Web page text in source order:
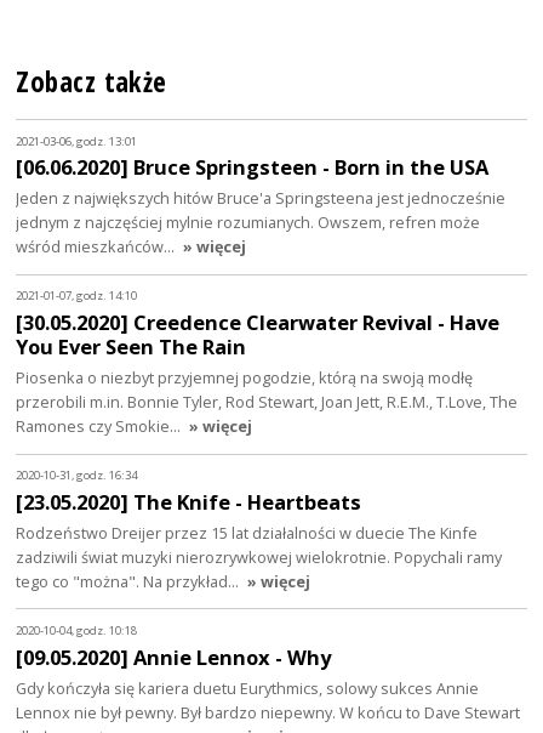
Zobacz także
2021-03-06, godz. 13:01
[06.06.2020] Bruce Springsteen - Born in the USA
Jeden z największych hitów Bruce'a Springsteena jest jednocześnie
jednym z najczęściej mylnie rozumianych. Owszem, refren może
wśród mieszkańców… » więcej
2021-01-07, godz. 14:10
[30.05.2020] Creedence Clearwater Revival - Have
You Ever Seen The Rain
Piosenka o niezbyt przyjemnej pogodzie, którą na swoją modłę
przerobili m.in. Bonnie Tyler, Rod Stewart, Joan Jett, R.E.M., T.Love, The
Ramones czy Smokie… » więcej
2020-10-31, godz. 16:34
[23.05.2020] The Knife - Heartbeats
Rodzeństwo Dreijer przez 15 lat działalności w duecie The Kinfe
zadziwili świat muzyki nierozrywkowej wielokrotnie. Popychali ramy
tego co "można". Na przykład… » więcej
2020-10-04, godz. 10:18
[09.05.2020] Annie Lennox - Why
Gdy kończyła się kariera duetu Eurythmics, solowy sukces Annie
Lennox nie był pewny. Był bardzo niepewny. W końcu to Dave Stewart